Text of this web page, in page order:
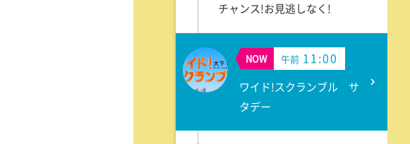
チャンス!お見逃しなく!
NOW 午前 11:00
ワイド!スクランブル サ
タデー